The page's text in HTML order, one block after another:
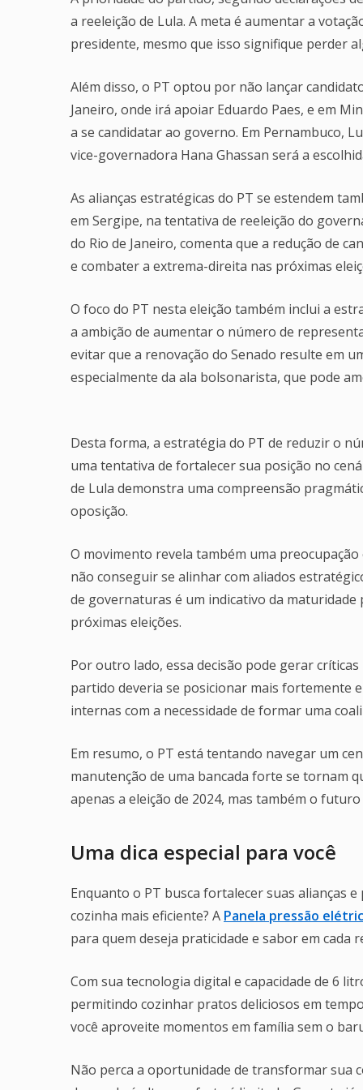
a reeleição de Lula. A meta é aumentar a
presidente, mesmo que isso signifique perder
Além disso, o PT optou por não lançar
Janeiro, onde irá apoiar Eduardo Paes, e em
a se candidatar ao governo. Em Pernambuco,
vice-governadora Hana Ghassan será a
As alianças estratégicas do PT se estendem
em Sergipe, na tentativa de reeleição do
do Rio de Janeiro, comenta que a redução de
e combater a extrema-direita nas próximas
O foco do PT nesta eleição também inclui a
a ambição de aumentar o número de
evitar que a renovação do Senado resulte em
especialmente da ala bolsonarista, que pode
Desta forma, a estratégia do PT de reduzir o
uma tentativa de fortalecer sua posição no
de Lula demonstra uma compreensão
oposição.
O movimento revela também uma
não conseguir se alinhar com aliados
de governaturas é um indicativo da
próximas eleições.
Por outro lado, essa decisão pode gerar
partido deveria se posicionar mais fortemente
internas com a necessidade de formar uma
Em resumo, o PT está tentando navegar um
manutenção de uma bancada forte se tornam
apenas a eleição de 2024, mas também o
Uma dica especial para você
Enquanto o PT busca fortalecer suas alianças
cozinha mais eficiente? A Panela pressão
para quem deseja praticidade e sabor em cada
Com sua tecnologia digital e capacidade de 6
permitindo cozinhar pratos deliciosos em
você aproveite momentos em família sem o
Não perca a oportunidade de transformar sua